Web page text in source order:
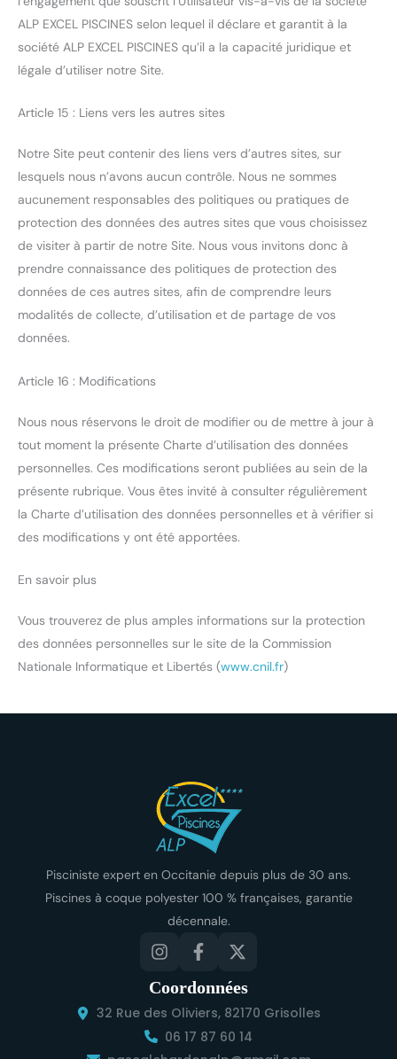
ALP EXCEL PISCINES selon lequel il déclare et garantit à la
société ALP EXCEL PISCINES qu’il a la capacité juridique et
légale d’utiliser notre Site.
Article 15 : Liens vers les autres sites
Notre Site peut contenir des liens vers d’autres sites, sur
lesquels nous n’avons aucun contrôle. Nous ne sommes
aucunement responsables des politiques ou pratiques de
protection des données des autres sites que vous choisissez
de visiter à partir de notre Site. Nous vous invitons donc à
prendre connaissance des politiques de protection des
données de ces autres sites, afin de comprendre leurs
modalités de collecte, d’utilisation et de partage de vos
données.
Article 16 : Modifications
Nous nous réservons le droit de modifier ou de mettre à jour à
tout moment la présente Charte d’utilisation des données
personnelles. Ces modifications seront publiées au sein de la
présente rubrique. Vous êtes invité à consulter régulièrement
la Charte d’utilisation des données personnelles et à vérifier si
des modifications y ont été apportées.
En savoir plus
Vous trouverez de plus amples informations sur la protection
des données personnelles sur le site de la Commission
Nationale Informatique et Libertés (www.cnil.fr)
Pisciniste expert en Occitanie depuis plus de 30 ans.
Piscines à coque polyester 100 % françaises, garantie
décennale.
Coordonnées
32 Rue des Oliviers, 82170 Grisolles
06 17 87 60 14